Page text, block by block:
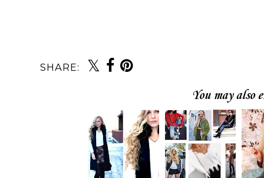
SHARE:
You may also